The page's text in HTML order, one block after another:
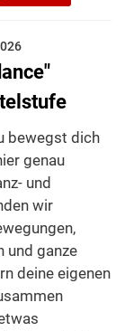
bewegst dich
genau
und
wir
und ganze
deine eigenen